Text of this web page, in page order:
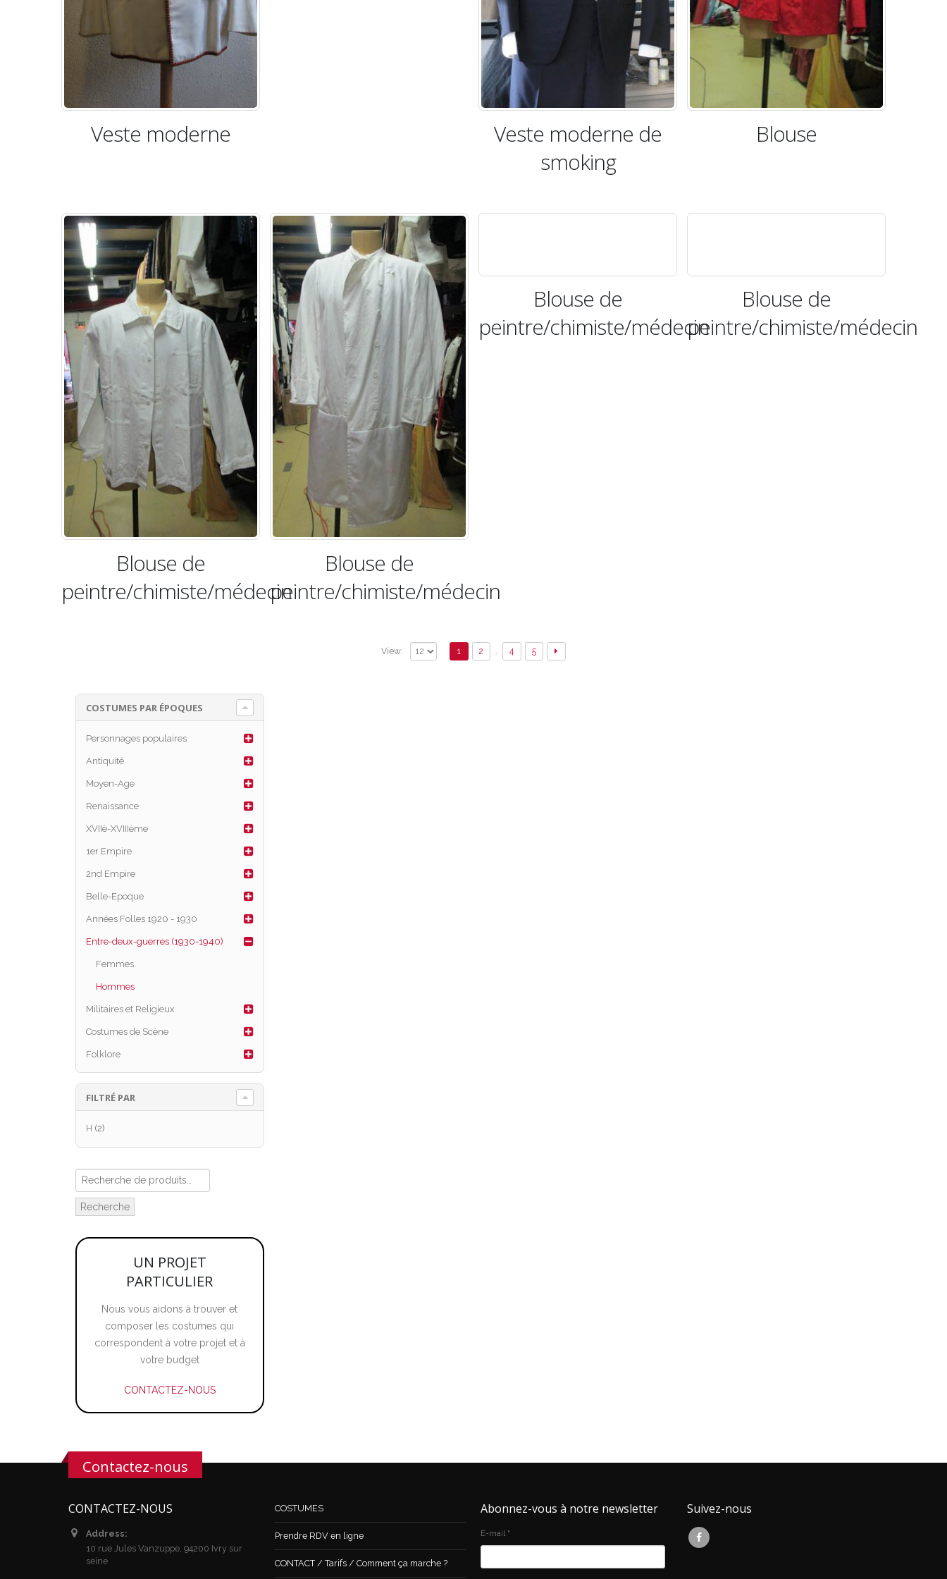
Veste moderne
Veste moderne de
smoking
Blouse
Blouse de
peintre/chimiste/médecin
Blouse de
peintre/chimiste/médecin
Blouse de
peintre/chimiste/médecin
Blouse de
peintre/chimiste/médecin
View: 1 2 4 5
COSTUMES PAR ÉPOQUES
Personnages populaires
Antiquité
Moyen-Age
Renaissance
XVIIè-XVIIIème
1er Empire
2nd Empire
Belle-Epoque
Années Folles 1920 - 1930
Entre-deux-guerres (1930-1940)
Femmes
Hommes
Militaires et Religieux
Costumes de Scène
Folklore
FILTRÉ PAR
H (2)
Recherche
UN PROJET
PARTICULIER
Nous vous aidons à trouver et
composer les costumes qui
correspondent à votre projet et à
votre budget
CONTACTEZ-NOUS
Contactez-nous
CONTACTEZ-NOUS
Address:
10 rue Jules Vanzuppe, 94200 Ivry sur
seine
COSTUMES
Prendre RDV en ligne
CONTACT / Tarifs / Comment ça marche ?
Abonnez-vous à notre newsletter
E-mail *
Suivez-nous